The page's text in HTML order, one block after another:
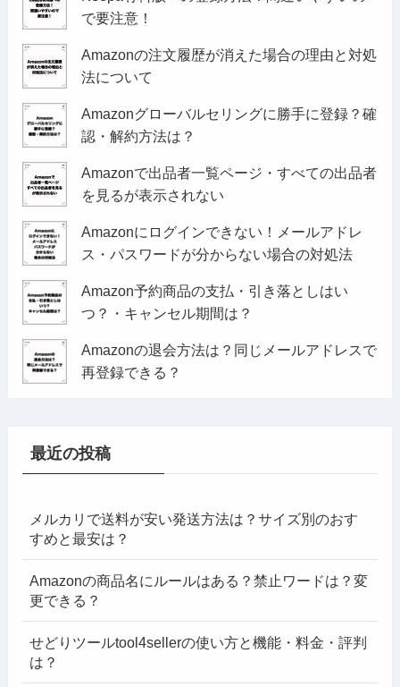
で要注意！
Amazonの注文履歴が消えた場合の理由と対処
法について
Amazonグローバルセリングに勝手に登録？確
認・解約方法は？
Amazonで出品者一覧ページ・すべての出品者
を見るが表示されない
Amazonにログインできない！メールアドレ
ス・パスワードが分からない場合の対処法
Amazon予約商品の支払・引き落としはい
つ？・キャンセル期間は？
Amazonの退会方法は？同じメールアドレスで
再登録できる？
最近の投稿
メルカリで送料が安い発送方法は？サイズ別のおす
すめと最安は？
Amazonの商品名にルールはある？禁止ワードは？変
更できる？
せどりツールtool4sellerの使い方と機能・料金・評判
は？